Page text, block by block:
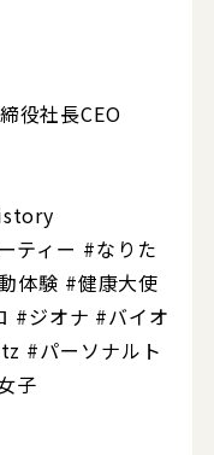
役社長CEO
ティー #なりた
体験 #健康大使
#ジオナ #バイオ
#パーソナルト
子